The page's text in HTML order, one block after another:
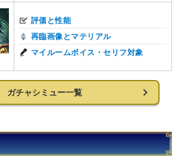
評価と性能
再臨画像とマテリアル
マイルームボイス・セリフ対象
ガチャシミュー一覧